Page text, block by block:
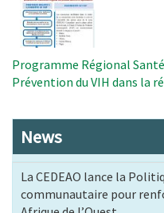
Programme Régional
Prévention du VIH dans la
News
La CEDEAO lance la
communautaire pour